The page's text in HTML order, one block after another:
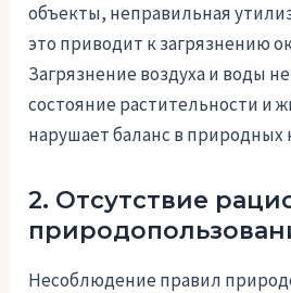
объекты, неправильная
это приводит к загрязнению
Загрязнение воздуха и воды
состояние растительности и
нарушает баланс в природных
2. Отсутствие
Несоблюдение правил